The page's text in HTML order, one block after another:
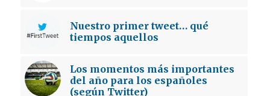
Nuestro primer tweet… qué
tiempos aquellos
Los momentos más importantes
del año para los españoles
(según Twitter)